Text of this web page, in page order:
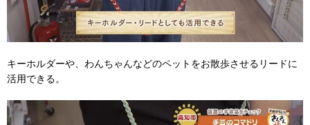
キーホルダーや、わんちゃんなどのペットをお散歩させるリードに
活用できる。